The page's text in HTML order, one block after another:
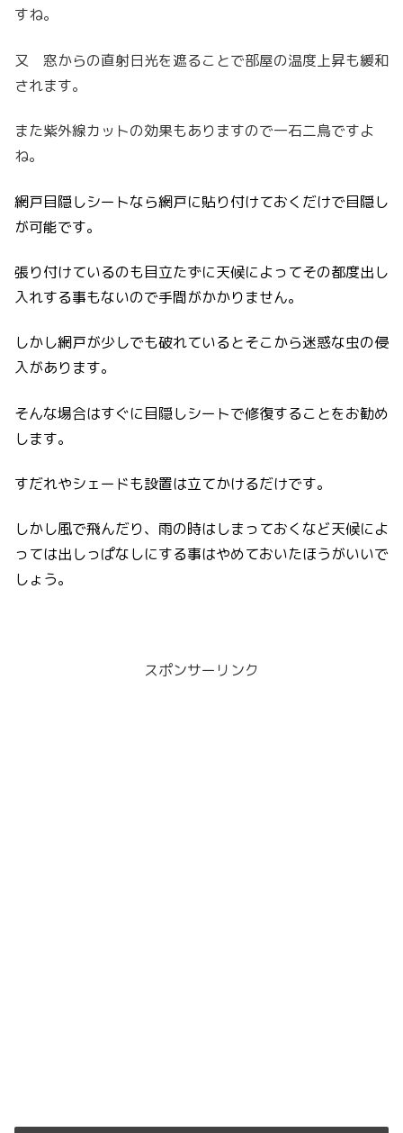
すね。
又 窓からの直射日光を遮ることで部屋の温度上昇も緩和
されます。
また紫外線カットの効果もありますので一石二鳥ですよ
ね。
網戸目隠しシートなら網戸に貼り付けておくだけで目隠し
が可能です。
張り付けているのも目立たずに天候によってその都度出し
入れする事もないので手間がかかりません。
しかし網戸が少しでも破れているとそこから迷惑な虫の侵
入があります。
そんな場合はすぐに目隠しシートで修復することをお勧め
します。
すだれやシェードも設置は立てかけるだけです。
しかし風で飛んだり、雨の時はしまっておくなど天候によ
っては出しっぱなしにする事はやめておいたほうがいいで
しょう。
スポンサーリンク